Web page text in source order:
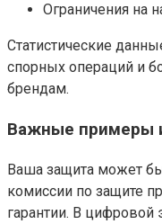
Ограничения на
Статистические
спорных операций и
брендам.
Важные примеры
Ваша защита может
комиссии по защите
гарантии. В